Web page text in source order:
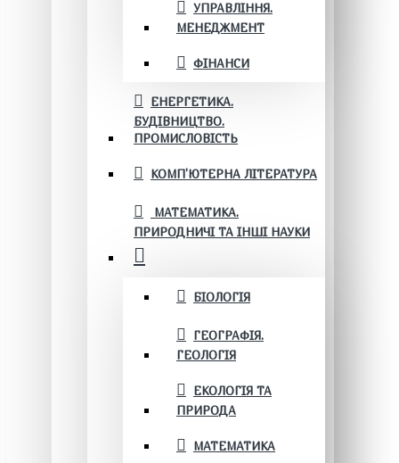
УПРАВЛІННЯ.
МЕНЕДЖМЕНТ
ФІНАНСИ
ЕНЕРГЕТИКА.
БУДІВНИЦТВО.
ПРОМИСЛОВІСТЬ
КОМП'ЮТЕРНА ЛІТЕРАТУРА
МАТЕМАТИКА.
ПРИРОДНИЧІ ТА ІНШІ НАУКИ
БІОЛОГІЯ
ГЕОГРАФІЯ.
ГЕОЛОГІЯ
ЕКОЛОГІЯ ТА
ПРИРОДА
МАТЕМАТИКА